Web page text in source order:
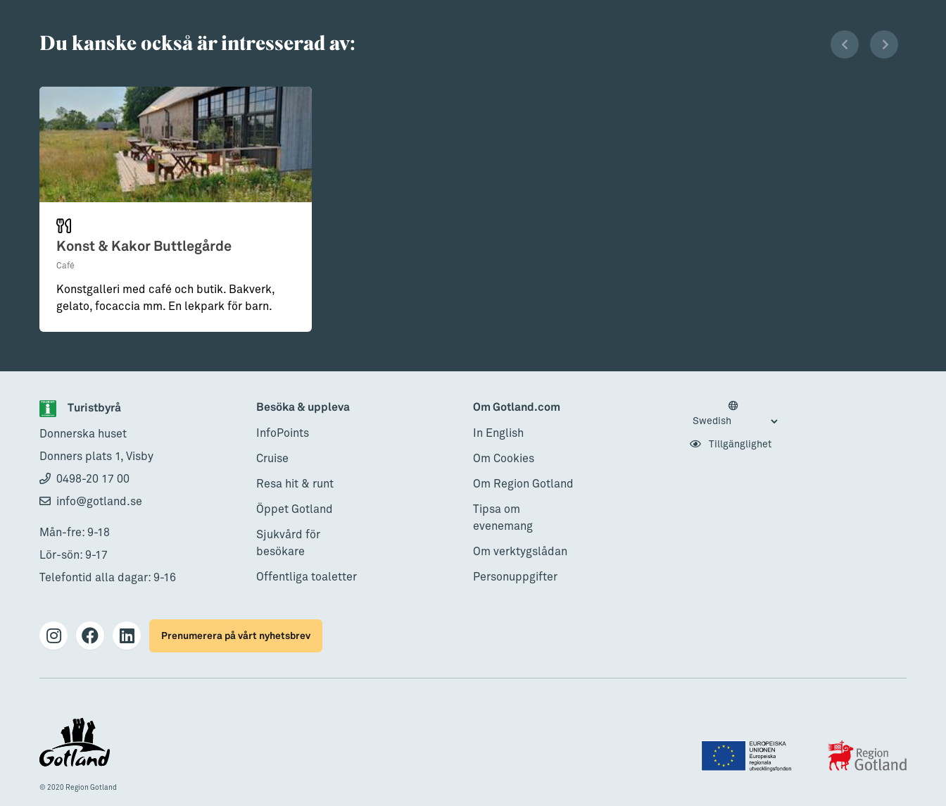
Du kanske också är intresserad av:
Konst & Kakor Buttlegårde
Café
Konstgalleri med café och butik. Bakverk,
gelato, focaccia mm. En lekpark för barn.
Turistbyrå
Donnerska huset
Donners plats 1, Visby
0498-20 17 00
info@gotland.se
Mån-fre: 9-18
Lör-sön: 9-17
Telefontid alla dagar: 9-16
Besöka & uppleva
InfoPoints
Cruise
Resa hit & runt
Öppet Gotland
Sjukvård för
besökare
Offentliga toaletter
Om Gotland.com
In English
Om Cookies
Om Region Gotland
Tipsa om
evenemang
Om verktygslådan
Personuppgifter
Tillgänglighet
Prenumerera på vårt nyhetsbrev
© 2020 Region Gotland